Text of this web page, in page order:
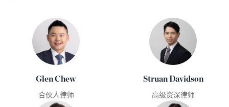
Glen Chew
合伙人律师
Struan Davidson
高级资深律师